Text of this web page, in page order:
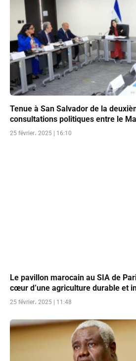
Tenue à San Salvador de la
consultations politiques entre le
25 février، 2025 | 16:10
Le pavillon marocain au SIA de
cœur d’une agriculture durable et
25 février، 2025 | 11:48